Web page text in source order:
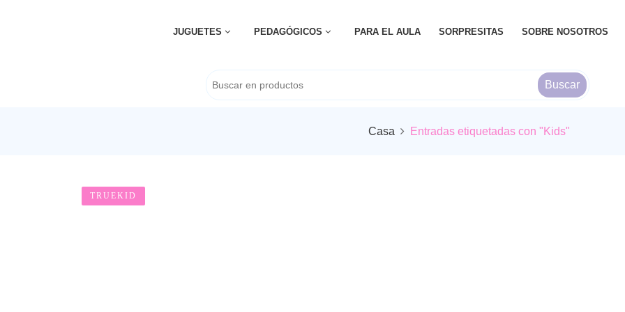
JUGUETES PEDAGÓGICOS PARA EL AULA SORPRESITAS SOBRE NOSOTROS
Buscar
Casa Entradas etiquetadas con "Kids"
TRUEKID